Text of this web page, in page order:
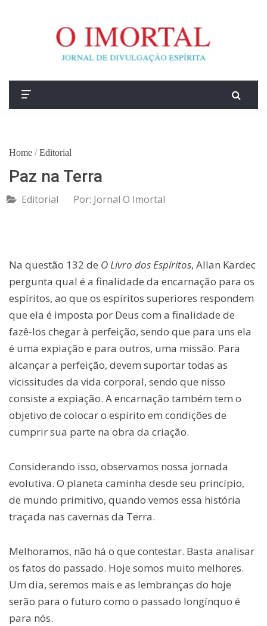
Home / Editorial
Paz na Terra
Editorial Por: Jornal O Imortal
Na questão 132 de O Livro dos Espíritos, Allan Kardec
pergunta qual é a finalidade da encarnação para os
espíritos, ao que os espíritos superiores respondem
que ela é imposta por Deus com a finalidade de
fazê-los chegar à perfeição, sendo que para uns ela
é uma expiação e para outros, uma missão. Para
alcançar a perfeição, devem suportar todas as
vicissitudes da vida corporal, sendo que nisso
consiste a expiação. A encarnação também tem o
objetivo de colocar o espírito em condições de
cumprir sua parte na obra da criação.
Considerando isso, observamos nossa jornada
evolutiva. O planeta caminha desde seu princípio,
de mundo primitivo, quando vemos essa história
traçada nas cavernas da Terra.
Melhoramos, não há o que contestar. Basta analisar
os fatos do passado. Hoje somos muito melhores.
Um dia, seremos mais e as lembranças do hoje
serão para o futuro como o passado longínquo é
para nós.